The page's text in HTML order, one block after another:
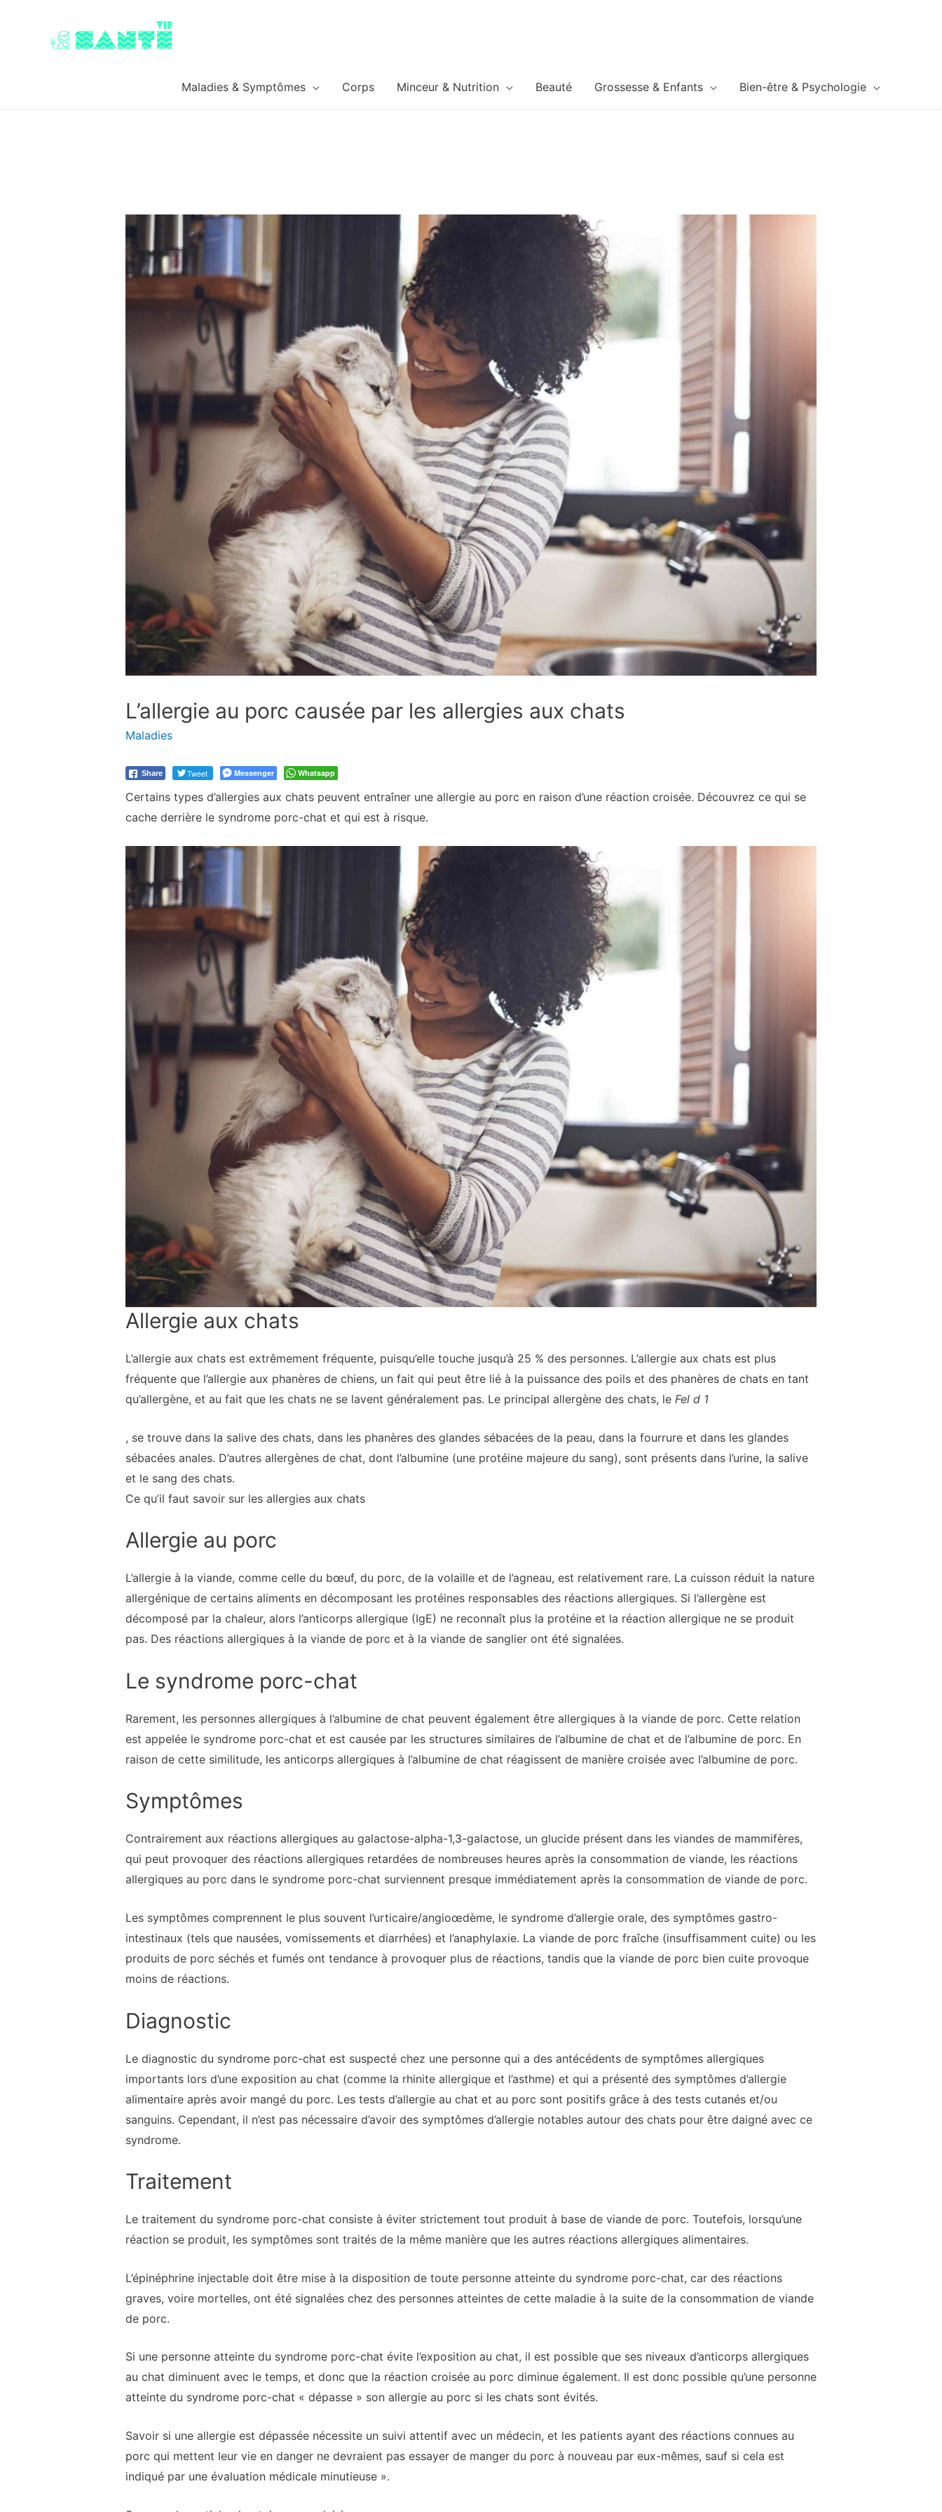
Maladies & Symptômes Corps Minceur & Nutrition Beauté Grossesse & Enfants Bien-être & Psychologie
L’allergie au porc causée par les allergies aux chats
Maladies
Share Tweet Messenger Whatsapp
Certains types d’allergies aux chats peuvent entraîner une allergie au porc en raison d’une réaction croisée. Découvrez ce qui se
cache derrière le syndrome porc-chat et qui est à risque.
Allergie aux chats
L’allergie aux chats est extrêmement fréquente, puisqu’elle touche jusqu’à 25 % des personnes. L’allergie aux chats est plus
fréquente que l’allergie aux phanères de chiens, un fait qui peut être lié à la puissance des poils et des phanères de chats en tant
qu’allergène, et au fait que les chats ne se lavent généralement pas. Le principal allergène des chats, le Fel d 1
, se trouve dans la salive des chats, dans les phanères des glandes sébacées de la peau, dans la fourrure et dans les glandes
sébacées anales. D’autres allergènes de chat, dont l’albumine (une protéine majeure du sang), sont présents dans l’urine, la salive
et le sang des chats.
Ce qu’il faut savoir sur les allergies aux chats
Allergie au porc
L’allergie à la viande, comme celle du bœuf, du porc, de la volaille et de l’agneau, est relativement rare. La cuisson réduit la nature
allergénique de certains aliments en décomposant les protéines responsables des réactions allergiques. Si l’allergène est
décomposé par la chaleur, alors l’anticorps allergique (IgE) ne reconnaît plus la protéine et la réaction allergique ne se produit
pas. Des réactions allergiques à la viande de porc et à la viande de sanglier ont été signalées.
Le syndrome porc-chat
Rarement, les personnes allergiques à l’albumine de chat peuvent également être allergiques à la viande de porc. Cette relation
est appelée le syndrome porc-chat et est causée par les structures similaires de l’albumine de chat et de l’albumine de porc. En
raison de cette similitude, les anticorps allergiques à l’albumine de chat réagissent de manière croisée avec l’albumine de porc.
Symptômes
Contrairement aux réactions allergiques au galactose-alpha-1,3-galactose, un glucide présent dans les viandes de mammifères,
qui peut provoquer des réactions allergiques retardées de nombreuses heures après la consommation de viande, les réactions
allergiques au porc dans le syndrome porc-chat surviennent presque immédiatement après la consommation de viande de porc.
Les symptômes comprennent le plus souvent l’urticaire/angioœdème, le syndrome d’allergie orale, des symptômes gastro-
intestinaux (tels que nausées, vomissements et diarrhées) et l’anaphylaxie. La viande de porc fraîche (insuffisamment cuite) ou les
produits de porc séchés et fumés ont tendance à provoquer plus de réactions, tandis que la viande de porc bien cuite provoque
moins de réactions.
Diagnostic
Le diagnostic du syndrome porc-chat est suspecté chez une personne qui a des antécédents de symptômes allergiques
importants lors d’une exposition au chat (comme la rhinite allergique et l’asthme) et qui a présenté des symptômes d’allergie
alimentaire après avoir mangé du porc. Les tests d’allergie au chat et au porc sont positifs grâce à des tests cutanés et/ou
sanguins. Cependant, il n’est pas nécessaire d’avoir des symptômes d’allergie notables autour des chats pour être daigné avec ce
syndrome.
Traitement
Le traitement du syndrome porc-chat consiste à éviter strictement tout produit à base de viande de porc. Toutefois, lorsqu’une
réaction se produit, les symptômes sont traités de la même manière que les autres réactions allergiques alimentaires.
L’épinéphrine injectable doit être mise à la disposition de toute personne atteinte du syndrome porc-chat, car des réactions
graves, voire mortelles, ont été signalées chez des personnes atteintes de cette maladie à la suite de la consommation de viande
de porc.
Si une personne atteinte du syndrome porc-chat évite l’exposition au chat, il est possible que ses niveaux d’anticorps allergiques
au chat diminuent avec le temps, et donc que la réaction croisée au porc diminue également. Il est donc possible qu’une personne
atteinte du syndrome porc-chat « dépasse » son allergie au porc si les chats sont évités.
Savoir si une allergie est dépassée nécessite un suivi attentif avec un médecin, et les patients ayant des réactions connues au
porc qui mettent leur vie en danger ne devraient pas essayer de manger du porc à nouveau par eux-mêmes, sauf si cela est
indiqué par une évaluation médicale minutieuse ».